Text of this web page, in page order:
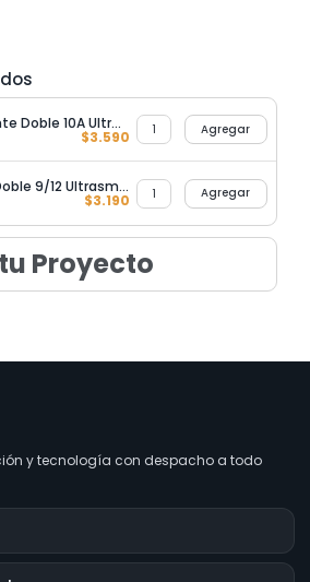
Tomacorriente Doble 10A Ultrasmart Grey
$3.590 Agregar
Interruptor Doble 9/12 Ultrasmart Grey
$3.190 Agregar
Proyecto
y tecnología con despacho a todo